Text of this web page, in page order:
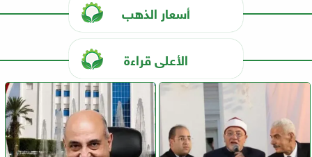
أسعار الذهب
الأعلى قراءة